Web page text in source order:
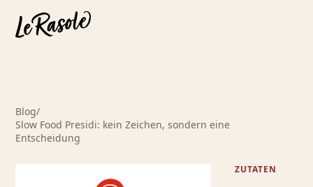
Blog/
Slow Food Presidi: kein Zeichen, sondern eine
Entscheidung
ZUTATEN